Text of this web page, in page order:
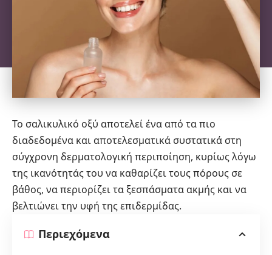
Το σαλικυλικό οξύ αποτελεί ένα από τα πιο
διαδεδομένα και αποτελεσματικά συστατικά στη
σύγχρονη δερματολογική περιποίηση, κυρίως λόγω
της ικανότητάς του να καθαρίζει τους πόρους σε
βάθος, να περιορίζει τα ξεσπάσματα ακμής και να
βελτιώνει την υφή της επιδερμίδας.
Περιεχόμενα